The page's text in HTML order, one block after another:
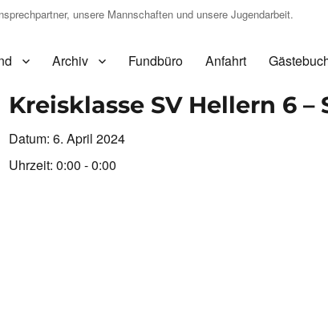
unsere Mannschaften und unsere Jugendarbeit.
Archiv Fundbüro Anfahrt
Kreisklasse SV Hellern 6 –
Datum: 6. April 2024
Uhrzeit: 0:00 - 0:00